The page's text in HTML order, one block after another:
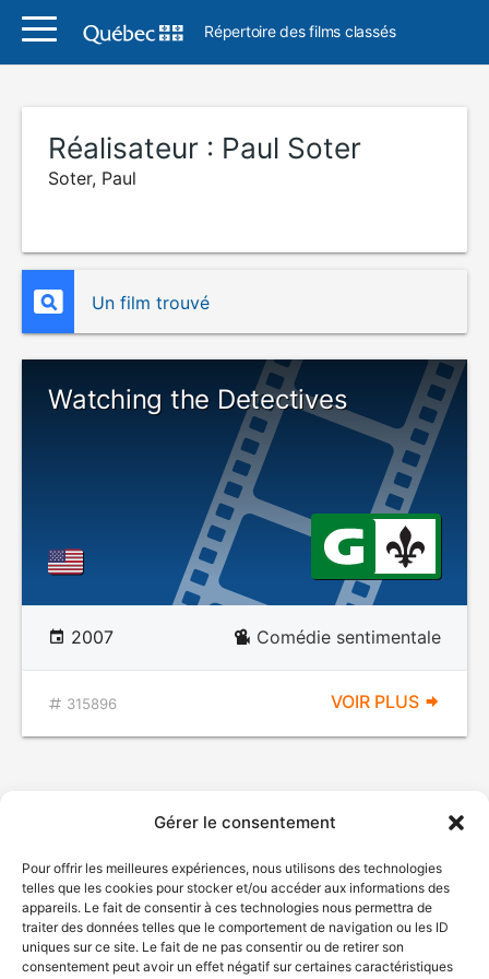
Gérer le consentement
Pour offrir les meilleures expériences, nous utilisons des technologies
telles que les cookies pour stocker et/ou accéder aux informations des
appareils. Le fait de consentir à ces technologies nous permettra de
traiter des données telles que le comportement de navigation ou les ID
uniques sur ce site. Le fait de ne pas consentir ou de retirer son
consentement peut avoir un effet négatif sur certaines caractéristiques
Répertoire des films classés
Réalisateur : Paul Soter
Soter, Paul
Un film trouvé
Watching the Detectives
2007 Comédie sentimentale
315896 VOIR PLUS